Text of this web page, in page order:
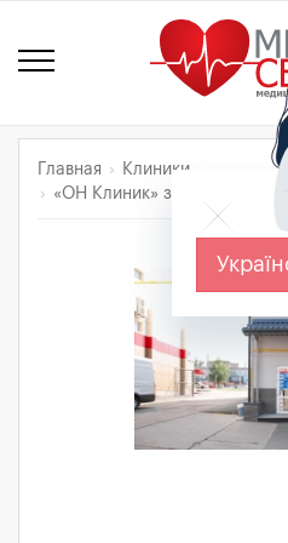
Главная
Клиники
«‎ОН Клиник» заборный